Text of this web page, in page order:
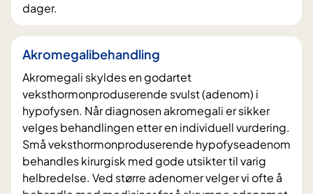
dager.
Akromegalibehandling
Akromegali skyldes en godartet
veksthormonproduserende svulst (adenom) i
hypofysen. Når diagnosen akromegali er sikker
velges behandlingen etter en individuell vurdering.
Små veksthormonproduserende hypofyseadenom
behandles kirurgisk med gode utsikter til varig
helbredelse. Ved større adenomer velger vi ofte å